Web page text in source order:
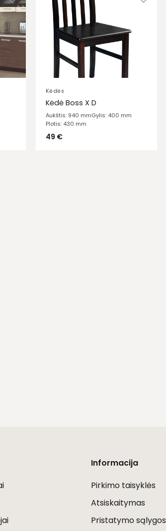
Kėdės
Kėdė Boss X D
Aukštis: 940 mmGylis: 400 mm
Plotis: 430 mm
49 €
Informacija
Pirkimo taisyklės
Atsiskaitymas
Pristatymo sąlygos